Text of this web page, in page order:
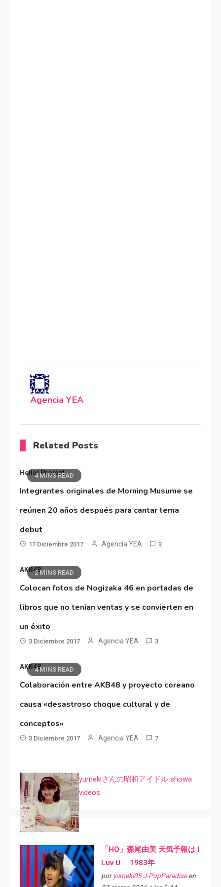
Agencia YEA
Related Posts
4 MINS READ
Hello! Project
Integrantes originales de Morning Musume se
reúnen 20 años después para cantar tema
debut
17 Diciembre 2017 Agencia YEA 3
2 MINS READ
AKB48
Colocan fotos de Nogizaka 46 en portadas de
libros que no tenían ventas y se convierten en
un éxito
3 Diciembre 2017 Agencia YEA 3
4 MINS READ
AKB48
Colaboración entre AKB48 y proyecto coreano
causa «desastroso choque cultural y de
conceptos»
3 Diciembre 2017 Agencia YEA 7
yumekiさんの昭和アイドル showa
videos
「HQ」森尾由美 天気予報は I
Luv U 1983年
por yumeki05 J-PopParadiseen